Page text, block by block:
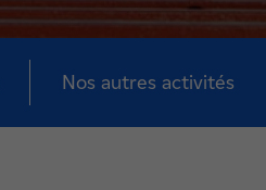
Nos autres activités